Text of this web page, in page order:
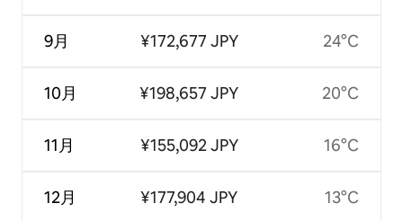
9月
10月
11月
12月
¥172,677 JPY
¥198,657 JPY
¥155,092 JPY
¥177,904 JPY
24°C
20°C
16°C
13°C